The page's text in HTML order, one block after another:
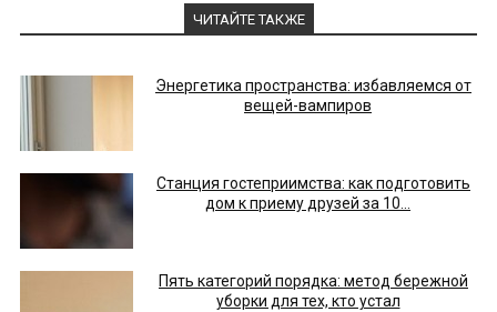
ЧИТАЙТЕ ТАКЖЕ
Энергетика пространства: избавляемся от
вещей-вампиров
Станция гостеприимства: как подготовить
дом к приему друзей за 10...
Пять категорий порядка: метод бережной
уборки для тех, кто устал